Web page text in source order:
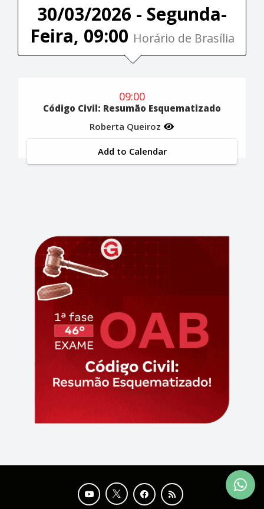
30/03/2026 - Segunda-
Feira, 09:00 Horário de Brasília
09:00
Código Civil: Resumão Esquematizado
Roberta Queiroz
Add to Calendar